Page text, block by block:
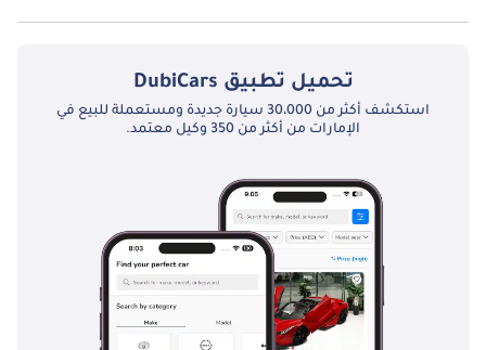
نعم توفر لامبورغيني أفينتادور 6.5L V12 فتحة السقف كخيار.
تحميل تطبيق DubiCars
استكشف أكثر من 30،000 سيارة جديدة ومستعملة للبيع في
الإمارات من أكثر من 350 وكيل معتمد.